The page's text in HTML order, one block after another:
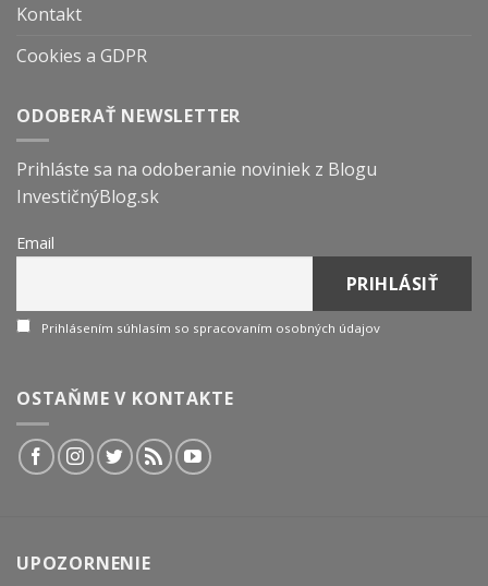
Kontakt
Cookies a GDPR
ODOBERAŤ NEWSLETTER
Prihláste sa na odoberanie noviniek z Blogu
InvestičnýBlog.sk
Email
Prihlásením súhlasím so spracovaním osobných údajov
OSTAŇME V KONTAKTE
UPOZORNENIE